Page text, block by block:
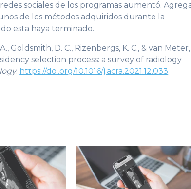
sociales de los programas aumentó.
de los métodos adquiridos durante la
esta haya terminado.
Goldsmith, D. C., Rizenbergs, K. C., & van Meter,
selection process: a survey of radiology
. https://doi.org/10.1016/j.acra.2021.12.033